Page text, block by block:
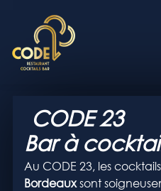
CODE 23
Bar à
Au CODE 23, les
Bordeaux sont